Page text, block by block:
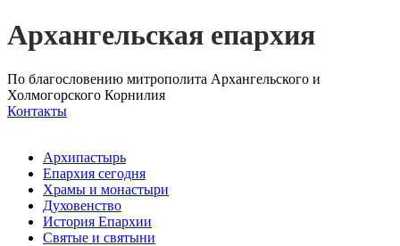
Архангельская епархия
По благословению митрополита Архангельского и
Холмогорского Корнилия
Контакты
Архипастырь
Епархия сегодня
Храмы и монастыри
Духовенство
История Епархии
Святые и святыни